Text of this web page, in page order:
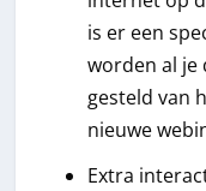
is er een
worden al je
gesteld van
nieuwe
Extra